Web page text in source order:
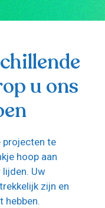
u ons
projecten te
hoop aan
lijden. Uw
zijn en
hebben.